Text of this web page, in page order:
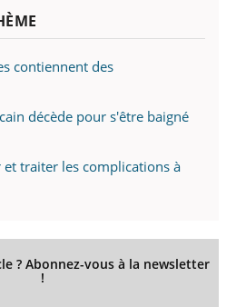
contiennent des
décède pour s'être baigné
et traiter les complications à
? Abonnez-vous à la newsletter
!